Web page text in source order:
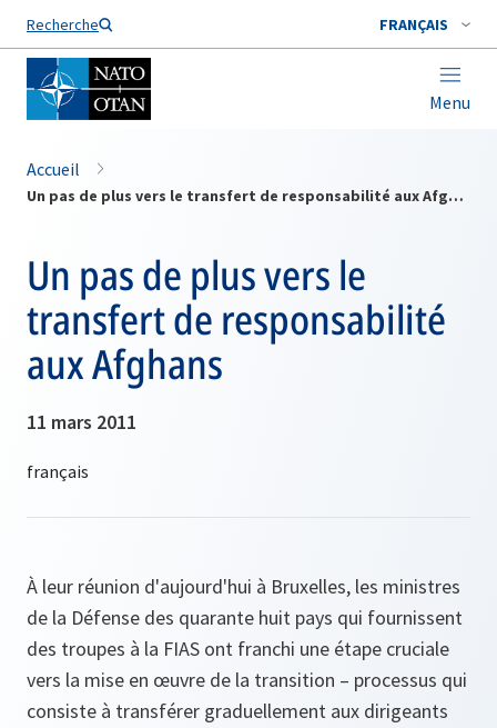
Recherche FRANÇAIS
Menu
Nom de famille*
Accueil
Un pas de plus vers le transfert de responsabilité aux Afghans
Un pas de plus vers le
transfert de responsabilité
aux Afghans
11 mars 2011
À leur réunion d'aujourd'hui à Bruxelles, les ministres
de la Défense des quarante huit pays qui fournissent
des troupes à la FIAS ont franchi une étape cruciale
vers la mise en œuvre de la transition – processus qui
consiste à transférer graduellement aux dirigeants